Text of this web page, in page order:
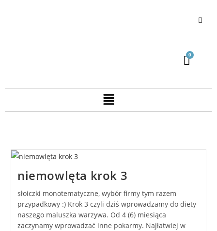
niemowlęta krok 3
słoiczki monotematyczne, wybór firmy tym razem
przypadkowy :) Krok 3 czyli dziś wprowadzamy do diety
naszego maluszka warzywa. Od 4 (6) miesiąca
zaczynamy wprowadzać inne pokarmy. Najłatwiej w